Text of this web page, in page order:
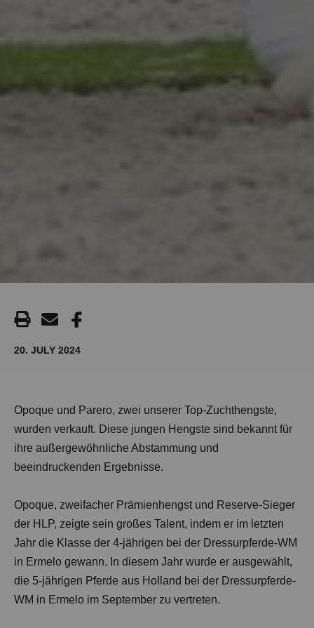
20. JULY 2024
Opoque und Parero, zwei unserer Top-Zuchthengste,
wurden verkauft. Diese jungen Hengste sind bekannt für
ihre außergewöhnliche Abstammung und
beeindruckenden Ergebnisse.
Opoque, zweifacher Prämienhengst und Reserve-Sieger
der HLP, zeigte sein großes Talent, indem er im letzten
Jahr die Klasse der 4-jährigen bei der Dressurpferde-WM
in Ermelo gewann. In diesem Jahr wurde er ausgewählt,
die 5-jährigen Pferde aus Holland bei der Dressurpferde-
WM in Ermelo im September zu vertreten.